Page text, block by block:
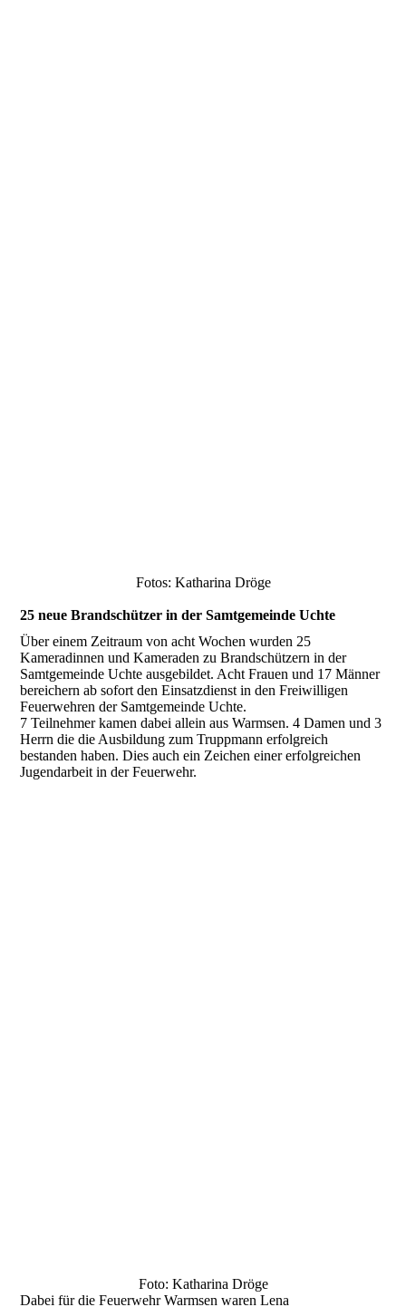
Fotos: Katharina Dröge
25 neue Brandschützer in der Samtgemeinde Uchte
Über einem Zeitraum von acht Wochen wurden 25
Kameradinnen und Kameraden zu Brandschützern in der
Samtgemeinde Uchte ausgebildet. Acht Frauen und 17 Männer
bereichern ab sofort den Einsatzdienst in den Freiwilligen
Feuerwehren der Samtgemeinde Uchte.
7 Teilnehmer kamen dabei allein aus Warmsen. 4 Damen und 3
Herrn die die Ausbildung zum Truppmann erfolgreich
bestanden haben. Dies auch ein Zeichen einer erfolgreichen
Jugendarbeit in der Feuerwehr.
Foto: Katharina Dröge
Dabei für die Feuerwehr Warmsen waren Lena